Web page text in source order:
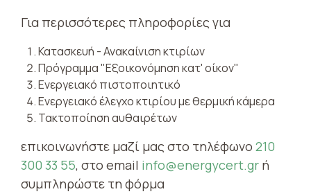
Για περισσότερες πληροφορίες για
Κατασκευή - Ανακαίνιση κτιρίων
Πρόγραμμα "Εξοικονόμηση κατ' οίκον"
Ενεργειακό πιστοποιητικό
Ενεργειακό έλεγχο κτιρίου με θερμική κάμερα
Τακτοποίηση αυθαιρέτων
επικοινωνήστε μαζί μας στο τηλέφωνο 210
300 33 55, στο email info@energycert.gr ή
συμπληρώστε τη φόρμα